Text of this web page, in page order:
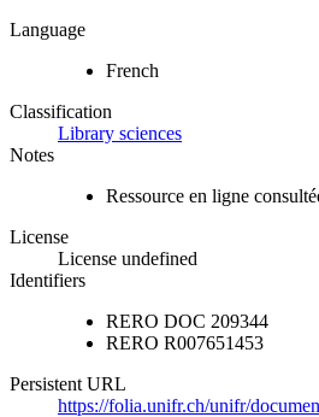
Language
French
Classification
Library sciences
Notes
Ressource en ligne
License
License undefined
Identifiers
RERO DOC 209344
RERO R007651453
Persistent URL
https://folia.unifr.ch/unifr/